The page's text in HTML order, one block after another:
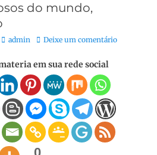
do mundo,
Autor:
admin Deixe um comentário
em sua rede social